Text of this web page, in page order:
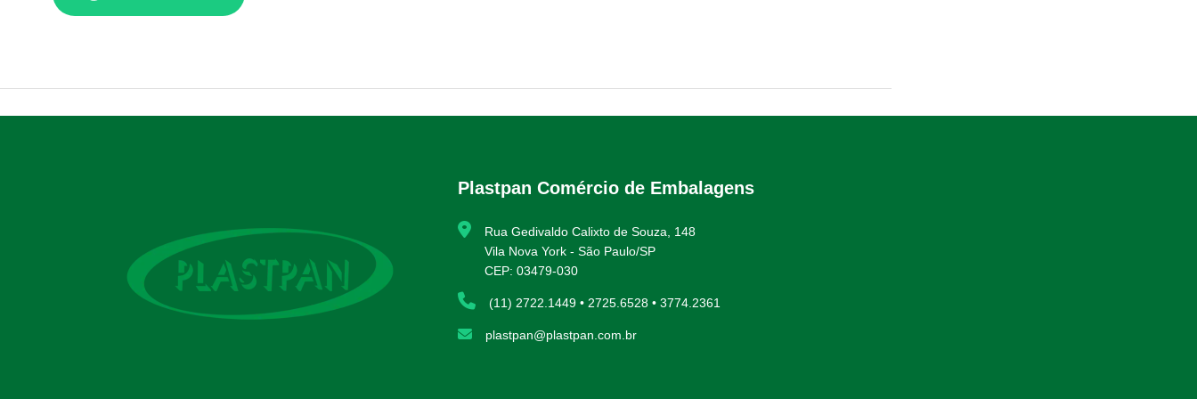
Plastpan Comércio de Embalagens
Rua Gedivaldo Calixto de Souza, 148
Vila Nova York - São Paulo/SP
CEP: 03479-030
(11) 2722.1449 • 2725.6528 • 3774.2361
plastpan@plastpan.com.br